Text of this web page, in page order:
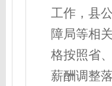
工作，县
障局等相
格按照省
薪酬调整落